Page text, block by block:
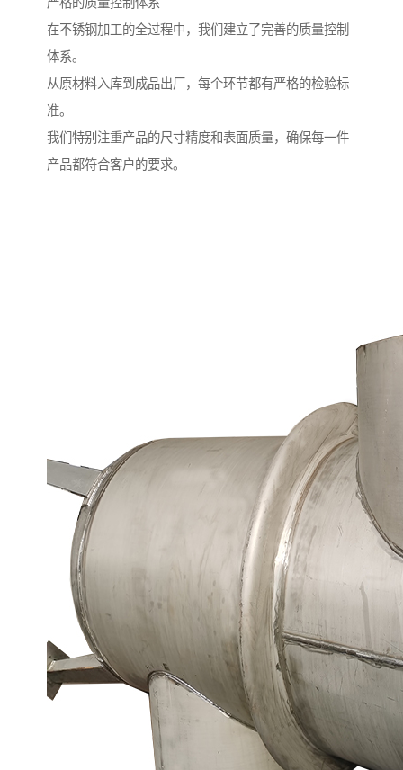
严格的质量控制体系
在不锈钢加工的全过程中，我们建立了完善的质量控制
体系。
从原材料入库到成品出厂，每个环节都有严格的检验标
准。
我们特别注重产品的尺寸精度和表面质量，确保每一件
产品都符合客户的要求。